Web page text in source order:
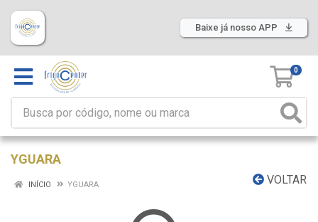
Baixe já nosso APP
0
YGUARA
VOLTAR
INÍCIO YGUARA